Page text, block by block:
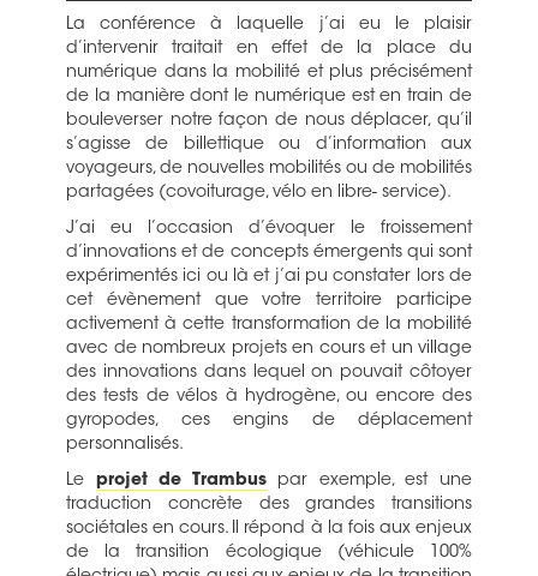
La conférence à laquelle j’ai eu le plaisir
d’intervenir traitait en effet de la place du
numérique dans la mobilité et plus précisément
de la manière dont le numérique est en train de
bouleverser notre façon de nous déplacer, qu’il
s’agisse de billettique ou d’information aux
voyageurs, de nouvelles mobilités ou de mobilités
partagées (covoiturage, vélo en libre- service).
J’ai eu l’occasion d’évoquer le froissement
d’innovations et de concepts émergents qui sont
expérimentés ici ou là et j’ai pu constater lors de
cet évènement que votre territoire participe
activement à cette transformation de la mobilité
avec de nombreux projets en cours et un village
des innovations dans lequel on pouvait côtoyer
des tests de vélos à hydrogène, ou encore des
gyropodes, ces engins de déplacement
personnalisés.
Le projet de Trambuspar exemple, est une
traduction concrète des grandes transitions
sociétales en cours. Il répond à la fois aux enjeux
de la transition écologique (véhicule 100%